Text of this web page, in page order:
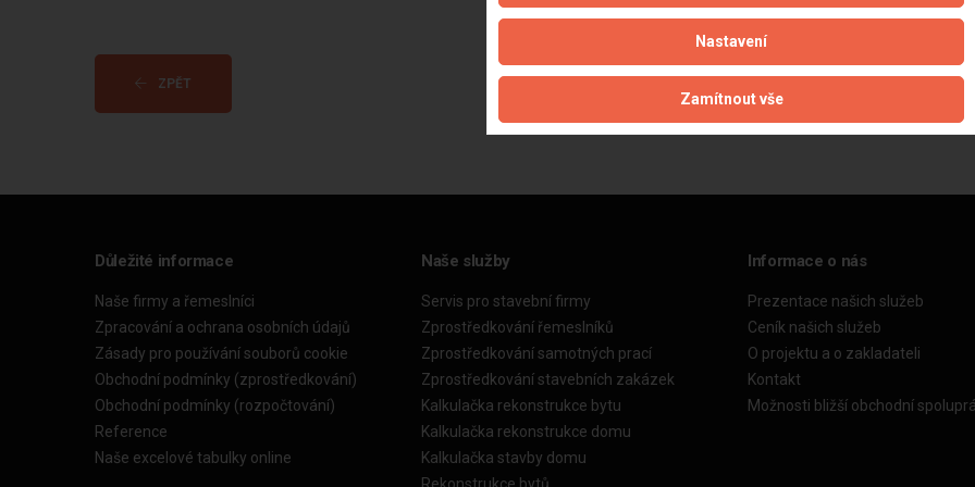
ZPĚT
Důležité informace
Naše firmy a řemeslníci
Zpracování a ochrana osobních údajů
Zásady pro používání souborů cookie
Obchodní podmínky (zprostředkování)
Obchodní podmínky (rozpočtování)
Reference
Naše excelové tabulky online
Naše služby
Servis pro stavební firmy
Zprostředkování řemeslníků
Zprostředkování samotných prací
Zprostředkování stavebních zakázek
Kalkulačka rekonstrukce bytu
Kalkulačka rekonstrukce domu
Kalkulačka stavby domu
Informace o nás
Prezentace našich služeb
Ceník našich služeb
O projektu a o zakladateli
Kontakt
Možnosti bližší obchodní
Nastavení
Zamítnout vše